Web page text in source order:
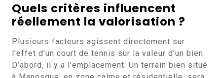
Quels critères influencent
réellement la valorisation ?
Plusieurs facteurs agissent directement sur
l’effet d’un court de tennis sur la valeur d’un bien.
D’abord, il y a l’emplacement. Un terrain bien situé